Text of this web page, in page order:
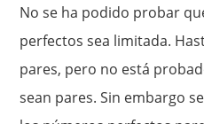
No se ha podido probar
perfectos sea limitada.
pares, pero no está
sean pares. Sin embargo